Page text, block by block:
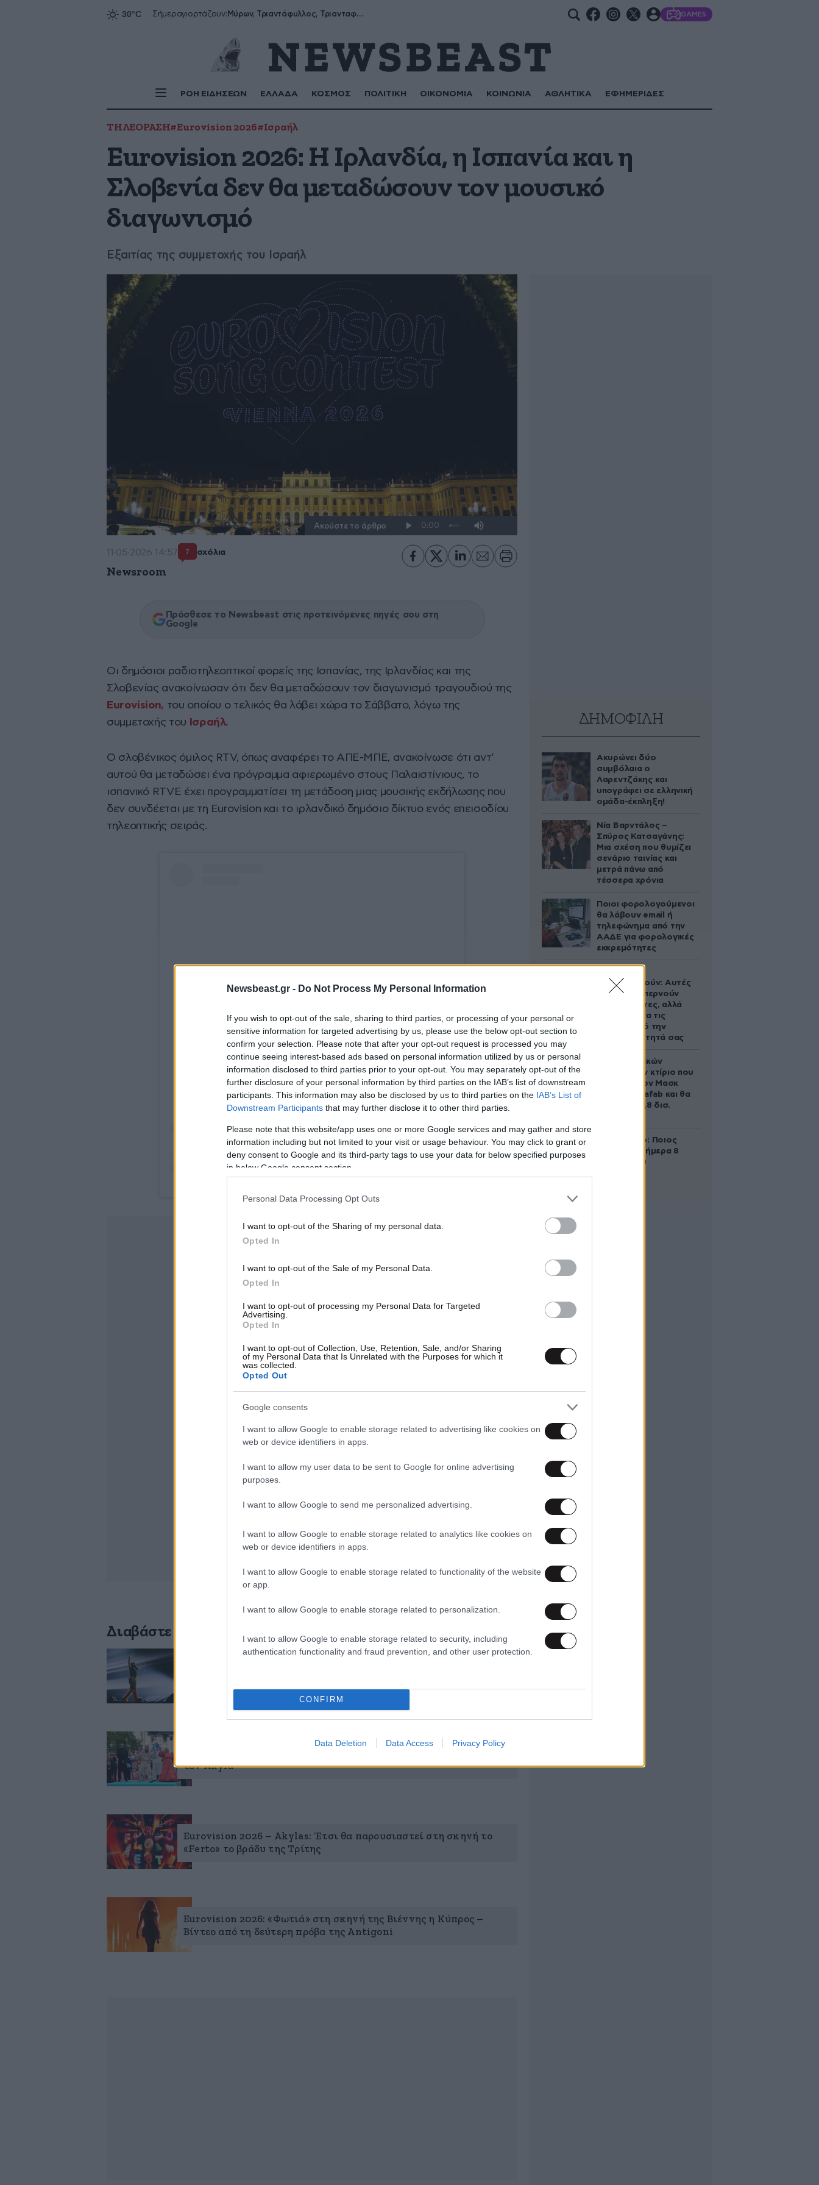
Newsbeast.gr - Do Not Process My Personal Information
If you wish to opt-out of the sale, sharing to third parties, or processing of your personal or
sensitive information for targeted advertising by us, please use the below opt-out section to
confirm your selection. Please note that after your opt-out request is processed you may
continue seeing interest-based ads based on personal information utilized by us or personal
information disclosed to third parties prior to your opt-out. You may separately opt-out of the
further disclosure of your personal information by third parties on the IAB’s list of downstream
participants. This information may also be disclosed by us to third parties on the IAB’s List of
Downstream Participants that may further disclose it to other third parties.
Please note that this website/app uses one or more Google services and may gather and store
information including but not limited to your visit or usage behaviour. You may click to grant or
deny consent to Google and its third-party tags to use your data for below specified purposes
in below Google consent section.
Personal Data Processing Opt Outs
I want to opt-out of the Sharing of my personal data.
Opted In
I want to opt-out of the Sale of my Personal Data.
Opted In
I want to opt-out of processing my Personal Data for Targeted
Advertising.
Opted In
I want to opt-out of Collection, Use, Retention, Sale, and/or Sharing
of my Personal Data that Is Unrelated with the Purposes for which it
was collected.
Opted Out
Google consents
I want to allow Google to enable storage related to advertising like cookies on
web or device identifiers in apps.
I want to allow my user data to be sent to Google for online advertising
purposes.
I want to allow Google to send me personalized advertising.
I want to allow Google to enable storage related to analytics like cookies on
web or device identifiers in apps.
I want to allow Google to enable storage related to functionality of the website
or app.
I want to allow Google to enable storage related to personalization.
I want to allow Google to enable storage related to security, including
authentication functionality and fraud prevention, and other user protection.
CONFIRM
Data Deletion Data Access Privacy Policy
Σήμεραγιορτάζουν: Μύρων, Τριαντάφυλλος, Τριανταφυλλιά, Φυλλιώ, Ρόζα GAMES
ΡΟΗ ΕΙΔΗΣΕΩΝ ΕΛΛΑΔΑ ΚΟΣΜΟΣ ΠΟΛΙΤΙΚΗ ΟΙΚΟΝΟΜΙΑ ΚΟΙΝΩΝΙΑ ΑΘΛΗΤΙΚΑ ΕΦΗΜΕΡΙΔΕΣ
ΤΗΛΕΟΡΑΣΗ#Eurovision 2026#Ισραήλ
Eurovision 2026: Η Ιρλανδία, η Ισπανία και η
Σλοβενία δεν θα μεταδώσουν τον μουσικό
διαγωνισμό
Εξαιτίας της συμμετοχής του Ισραήλ
Ακούστε το άρθρο
11·05·2026 14:57 7 σχόλια
Newsroom
Πρόσθεσε το Newsbeast στις προτεινόμενες πηγές σου στη
Google
Οι δημόσιοι ραδιοτηλεοπτικοί φορείς της Ισπανίας, της Ιρλανδίας και της
Σλοβενίας ανακοίνωσαν ότι δεν θα μεταδώσουν τον διαγωνισμό τραγουδιού της
Eurovision, του οποίου ο τελικός θα λάβει χώρα το Σάββατο, λόγω της
συμμετοχής του Ισραήλ.
Ο σλοβένικος όμιλος RTV, όπως αναφέρει το ΑΠΕ-ΜΠΕ, ανακοίνωσε ότι αντ’
αυτού θα μεταδώσει ένα πρόγραμμα αφιερωμένο στους Παλαιστίνιους, το
ισπανικό RTVE έχει προγραμματίσει τη μετάδοση μιας μουσικής εκδήλωσης που
δεν συνδέεται με τη Eurovision και το ιρλανδικό δημόσιο δίκτυο ενός επεισοδίου
τηλεοπτικής σειράς.
View this post on Instagram
Διαβάστε σχετικά
τον Akyla
Eurovision 2026 – Akylas: Έτσι θα παρουσιαστεί στη σκηνή το
«Ferto» το βράδυ της Τρίτης
Eurovision 2026: «Φωτιά» στη σκηνή της Βιέννης η Κύπρος –
Βίντεο από τη δεύτερη πρόβα της Antigoni
ΔΗΜΟΦΙΛΗ
Ακυρώνει δύο
συμβόλαια ο
Λαρεντζάκης και
υπογράφει σε ελληνική
ομάδα-έκπληξη!
Νία Βαρντάλος –
Σπύρος Κατσαγάνης:
Μια σχέση που θυμίζει
σενάριο ταινίας και
μετρά πάνω από
τέσσερα χρόνια
Ποιοι φορολογούμενοι
θα λάβουν email ή
τηλεφώνημα από την
ΑΑΔΕ για φορολογικές
εκκρεμότητες
προειδοποιούν: Αυτές
οι τροφές, περνούν
απαρατήρητες, αλλά
καλό είναι να τις
βγάλετε από την
καθημερινότητά σας
Το φαραωνικών
διαστάσεων κτίριο που
χτίζει ο Έλον Μασκ
λέγεται Terafab και θα
κοστίσει 16,8 δισ.
Εορτολόγιο: Ποιος
γιορτάζει σήμερα 8
Αυγούστου